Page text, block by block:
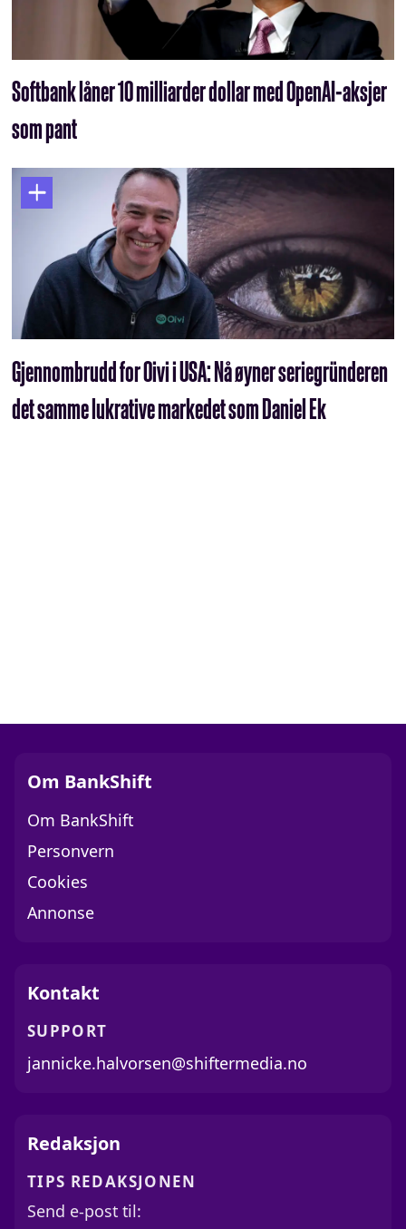
Softbank låner 10 milliarder dollar med OpenAI-aksjer
som pant
Gjennombrudd for Oivi i USA: Nå øyner seriegründeren
det samme lukrative markedet som Daniel Ek
Om BankShift
Om BankShift
Personvern
Cookies
Annonse
Kontakt
SUPPORT
jannicke.halvorsen@shiftermedia.no
Redaksjon
TIPS REDAKSJONEN
Send e-post til: